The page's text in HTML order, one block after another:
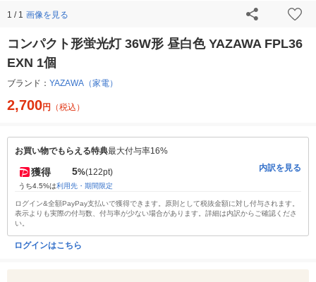
1 / 1 画像を見る
コンパクト形蛍光灯 36W形 昼白色 YAZAWA FPL36
EXN 1個
ブランド： YAZAWA（家電）
2,700円 （税込）
お買い物でもらえる特典最大付与率16%
獲得 5%(122pt)
うち4.5%は利用先・期間限定
内訳を見る
ログイン&全額PayPay支払いで獲得できます。原則として税抜金額に対し付与されます。
表示よりも実際の付与数、付与率が少ない場合があります。詳細は内訳からご確認くださ
い。
ログインはこちら